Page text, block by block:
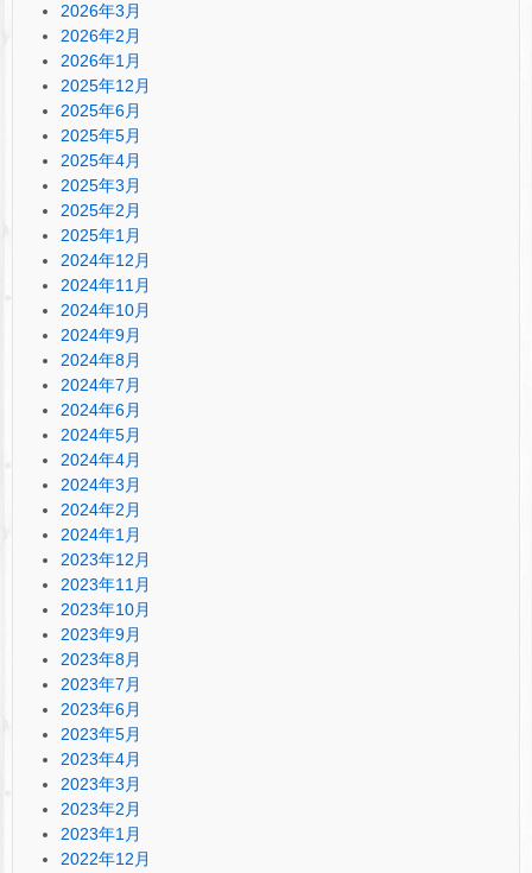
2026年3月
2026年2月
2026年1月
2025年12月
2025年6月
2025年5月
2025年4月
2025年3月
2025年2月
2025年1月
2024年12月
2024年11月
2024年10月
2024年9月
2024年8月
2024年7月
2024年6月
2024年5月
2024年4月
2024年3月
2024年2月
2024年1月
2023年12月
2023年11月
2023年10月
2023年9月
2023年8月
2023年7月
2023年6月
2023年5月
2023年4月
2023年3月
2023年2月
2023年1月
2022年12月